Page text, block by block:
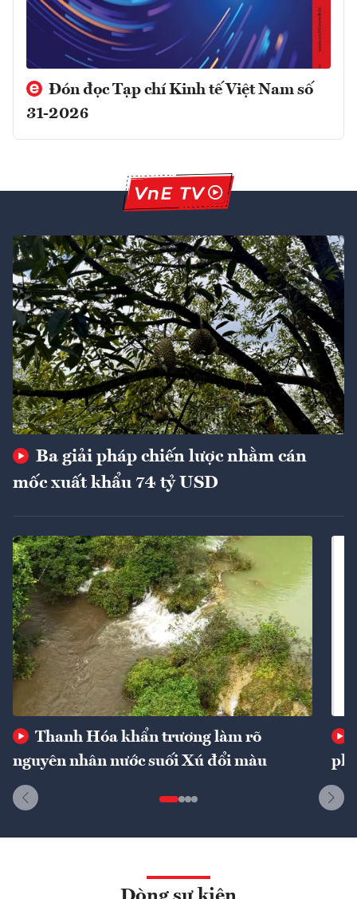
Đón đọc Tạp chí Kinh tế Việt Nam số
31-2026
Ba giải pháp chiến lược nhằm cán
mốc xuất khẩu 74 tỷ USD
Thanh Hóa khẩn trương làm rõ
nguyên nhân nước suối Xú đổi màu
phí